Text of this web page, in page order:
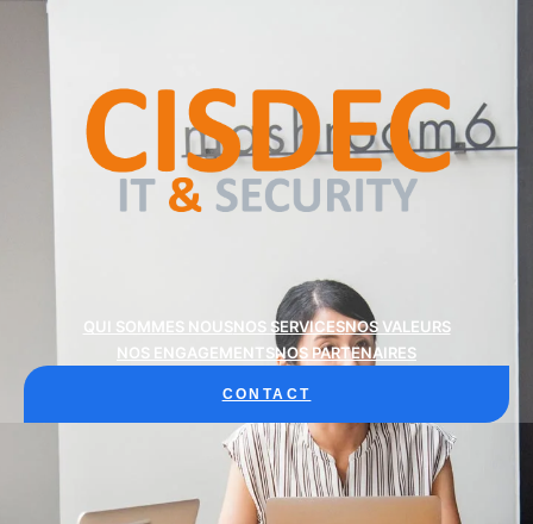
QUI SOMMES NOUSNOS SERVICESNOS VALEURS
NOS ENGAGEMENTSNOS PARTENAIRES
CONTACT